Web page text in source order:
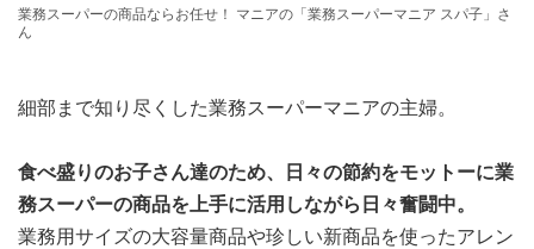
業務スーパーの商品ならお任せ！ マニアの「業務スーパーマニア スパ子」さ
ん
細部まで知り尽くした業務スーパーマニアの主婦。
食べ盛りのお子さん達のため、日々の節約をモットーに業
務スーパーの商品を上手に活用しながら日々奮闘中。
業務用サイズの大容量商品や珍しい新商品を使ったアレン